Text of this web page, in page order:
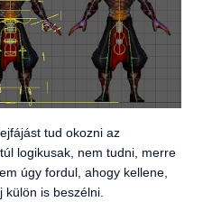
tud okozni az
logikusak, nem tudni, merre
úgy fordul, ahogy kellene,
is beszélni.